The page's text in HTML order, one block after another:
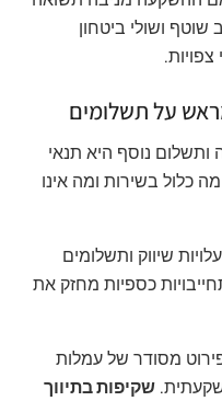
שוטף ושולי ביטחון
על תשלומים
נוסף היא תנאי
כלול בשירות ומה אינו
שיווק ותשלומים
כספיות מחזק את
מסודר של עמלות
שקיפות בתיווך